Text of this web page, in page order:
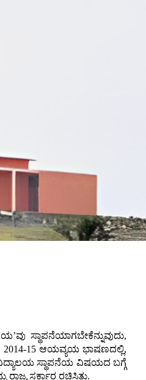
ಸ್ಥಾಪನೆಯಾಗಬೇಕೆನ್ನುವುದು,
2014-15 ಆಯವ್ಯಯ ಭಾಷಣದಲ್ಲಿ,
ಸ್ಥಾಪನೆಯ ವಿಷಯದ ಬಗ್ಗೆ
ಸರ್ಕಾರ ರಚಿಸಿತು.